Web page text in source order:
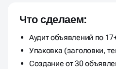
ПОД ВАШУ
Что сделаем:
Аудит объявлений по
Упаковка (заголовки,
Создание от 30